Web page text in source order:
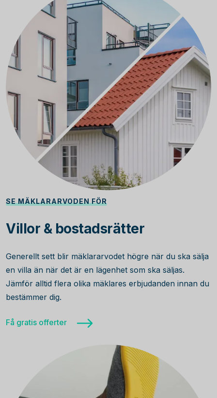
SE MÄKLARARVODEN FÖR
Villor & bostadsrätter
Generellt sett blir mäklararvodet högre när du ska sälja
en villa än när det är en lägenhet som ska säljas.
Jämför alltid flera olika mäklares erbjudanden innan du
bestämmer dig.
Få gratis offerter